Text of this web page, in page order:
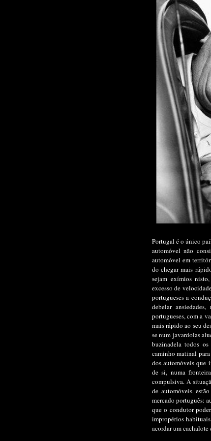
Portugal é o único
automóvel não
automóvel em
do chegar mais
sejam exímios
excesso de
portugueses a
debelar
portugueses, com a
mais rápido ao seu
se num javardolas
buzinadela todos
caminho matinal
dos automóveis que
de si, numa
compulsiva. A
de automóveis
mercado português:
que o condutor
impropérios
acordar um cachalote